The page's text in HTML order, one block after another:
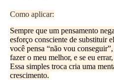
Como aplicar:
Sempre que um pensamento
esforço consciente de substituir
você pensa “não vou
fazer o meu melhor, e se eu
Essa simples troca cria uma
crescimento.